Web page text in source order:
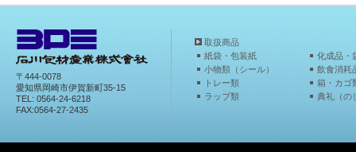
〒444-0078
愛知県岡崎市伊賀新町35-15
TEL: 0564-24-6218
FAX:0564-27-2435
取扱商品
紙袋・包装紙
化成品・
小物類（シール）
飲食消耗
トレー類
箱・カゴ
ラップ類
典礼（の